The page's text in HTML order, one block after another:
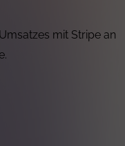
mit Stripe an